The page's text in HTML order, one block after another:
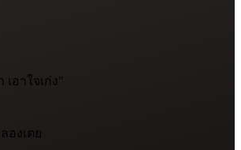
อาใจเก่ง"
องเตย